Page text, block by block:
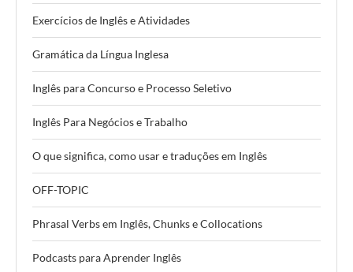
Exercícios de Inglês e Atividades
Gramática da Língua Inglesa
Inglês para Concurso e Processo Seletivo
Inglês Para Negócios e Trabalho
O que significa, como usar e traduções em Inglês
OFF-TOPIC
Phrasal Verbs em Inglês, Chunks e Collocations
Podcasts para Aprender Inglês